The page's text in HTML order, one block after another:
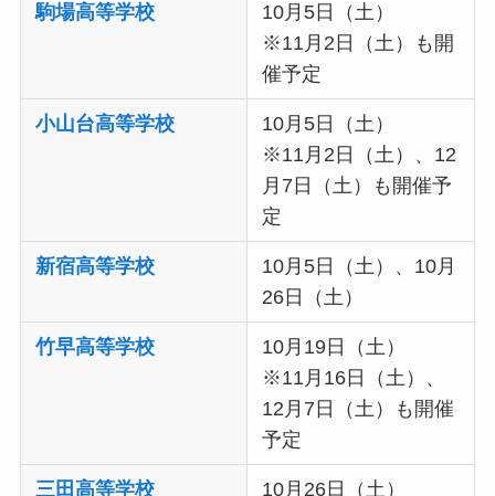
駒場高等学校
10月5日（土）
※11月2日（土）も開
催予定
小山台高等学校
10月5日（土）
※11月2日（土）、12
月7日（土）も開催予
定
新宿高等学校
10月5日（土）、10月
26日（土）
竹早高等学校
10月19日（土）
※11月16日（土）、
12月7日（土）も開催
予定
三田高等学校 10月26日（土）